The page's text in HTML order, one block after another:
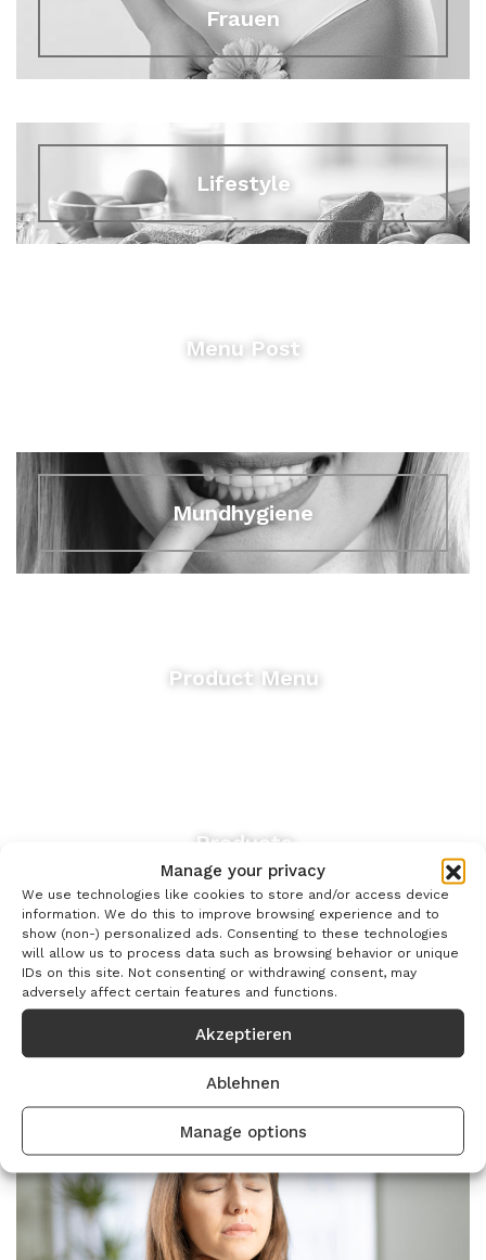
Manage your privacy
We use technologies like cookies to store and/or access device
information. We do this to improve browsing experience and to
show (non-) personalized ads. Consenting to these technologies
will allow us to process data such as browsing behavior or unique
IDs on this site. Not consenting or withdrawing consent, may
adversely affect certain features and functions.
Akzeptieren
Ablehnen
Manage options
Frauen
Lifestyle
Menu Post
Mundhygiene
Product Menu
Products
Wunden